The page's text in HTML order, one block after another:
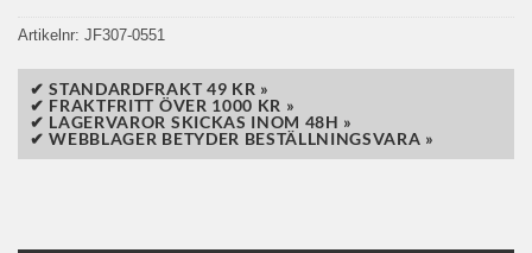
Artikelnr: JF307-0551
✔ STANDARDFRAKT 49 KR »
✔ FRAKTFRITT ÖVER 1000 KR »
✔ LAGERVAROR SKICKAS INOM 48H »
✔ WEBBLAGER BETYDER BESTÄLLNINGSVARA »